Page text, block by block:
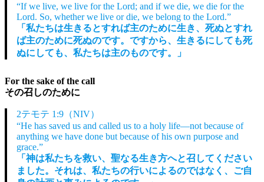
“If we live, we live for the Lord; and if we die, we die for the
Lord. So, whether we live or die, we belong to the Lord.”
「私たちは生きるとすれば主のために生き、死ぬとすれ
ば主のために死ぬのです。ですから、生きるにしても死
ぬにしても、私たちは主のものです。」
For the sake of the call
その召しのために
2テモテ 1:9（NIV）
“He has saved us and called us to a holy life—not because of
anything we have done but because of his own purpose and
grace.”
「神は私たちを救い、聖なる生き方へと召してください
ました。それは、私たちの行いによるのではなく、ご自